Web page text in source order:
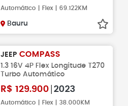
Automático | Flex | 69.122KM
Bauru
JEEP COMPASS
1.3 16V 4P Flex Longitude T270
Turbo Automático
R$ 129.900 2023
Automático | Flex | 38.000KM